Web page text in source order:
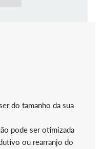
do tamanho da sua
pode ser otimizada
ou rearranjo do